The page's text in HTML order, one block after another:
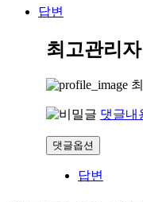
답변
최고관리
댓글내
댓글옵션
답변